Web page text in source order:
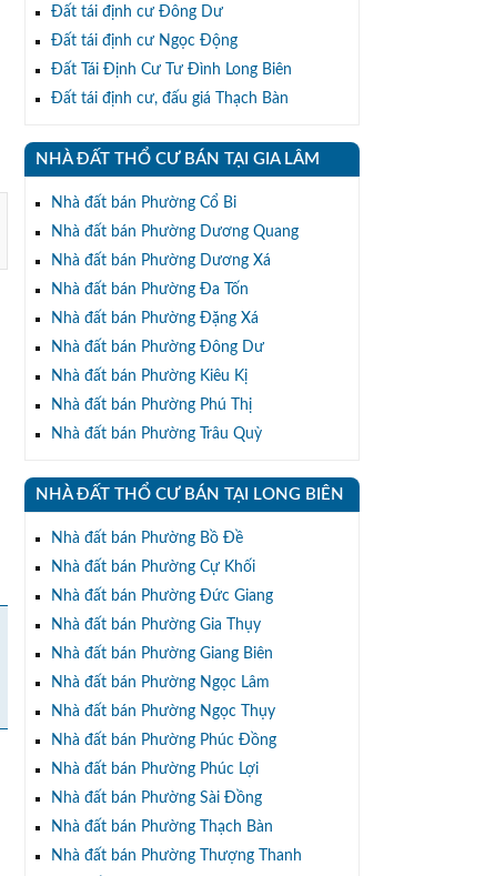
Đất tái định cư Đông Dư
Đất tái định cư Ngọc Động
Đất Tái Định Cư Tư Đình Long Biên
Đất tái định cư, đấu giá Thạch Bàn
NHÀ ĐẤT THỔ CƯ BÁN TẠI GIA LÂM
Nhà đất bán Phường Cổ Bi
Nhà đất bán Phường Dương Quang
Nhà đất bán Phường Dương Xá
Nhà đất bán Phường Đa Tốn
Nhà đất bán Phường Đặng Xá
Nhà đất bán Phường Đông Dư
Nhà đất bán Phường Kiêu Kị
Nhà đất bán Phường Phú Thị
Nhà đất bán Phường Trâu Quỳ
NHÀ ĐẤT THỔ CƯ BÁN TẠI LONG BIÊN
Nhà đất bán Phường Bồ Đề
Nhà đất bán Phường Cự Khối
Nhà đất bán Phường Đức Giang
Nhà đất bán Phường Gia Thụy
Nhà đất bán Phường Giang Biên
Nhà đất bán Phường Ngọc Lâm
Nhà đất bán Phường Ngọc Thụy
Nhà đất bán Phường Phúc Đồng
Nhà đất bán Phường Phúc Lợi
Nhà đất bán Phường Sài Đồng
Nhà đất bán Phường Thạch Bàn
Nhà đất bán Phường Thượng Thanh